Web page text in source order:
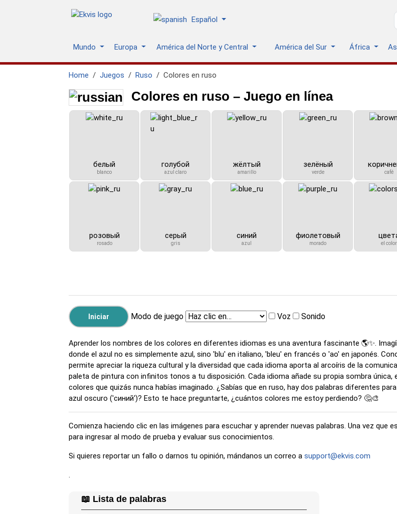
Español
Mundo Europa América del Norte y Central América del Sur África
Home Juegos Ruso Colores en ruso
Colores en ruso – Juego en línea
белый
blanco
голубой
azul claro
жёлтый
amarillo
зелёный
verde café
розовый
rosado
серый
gris
синий
azul
фиолетовый
morado el color
Modo de juego Voz Sonido
Aprender los nombres de los colores en diferentes idiomas es una aventura fascinante 🌎✨.
donde el azul no es simplemente azul, sino 'blu' en italiano, 'bleu' en francés o 'ao' en japonés.
permite apreciar la riqueza cultural y la diversidad que cada idioma aporta al arcoíris de la
paleta de pintura con infinitos tonos a tu disposición. Cada idioma añade su propia sombra única,
colores que quizás nunca habías imaginado. ¿Sabías que en ruso, hay dos palabras diferentes
azul oscuro ('синий')? Esto te hace preguntarte, ¿cuántos colores me estoy perdiendo? 🤔🎨
Comienza haciendo clic en las imágenes para escuchar y aprender nuevas palabras. Una vez que
para ingresar al modo de prueba y evaluar sus conocimientos.
Si quieres reportar un fallo o darnos tu opinión, mándanos un correo a support@ekvis.com
.
📖 Lista de palabras